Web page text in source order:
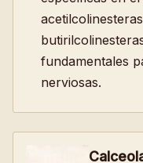
fundamentales
nerviosas.